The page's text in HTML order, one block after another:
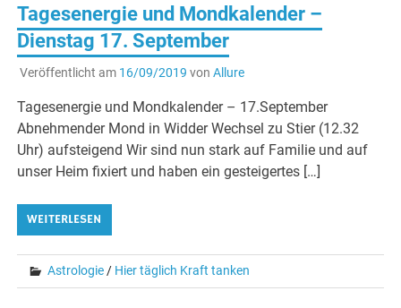
Tagesenergie und Mondkalender –
Dienstag 17. September
Veröffentlicht am 16/09/2019 von Allure
Tagesenergie und Mondkalender – 17.September
Abnehmender Mond in Widder Wechsel zu Stier (12.32
Uhr) aufsteigend Wir sind nun stark auf Familie und auf
unser Heim fixiert und haben ein gesteigertes […]
WEITERLESEN
Astrologie/ Hier täglich Kraft tanken